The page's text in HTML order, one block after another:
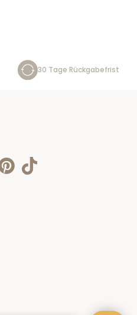
30 Tage Rückgabefrist